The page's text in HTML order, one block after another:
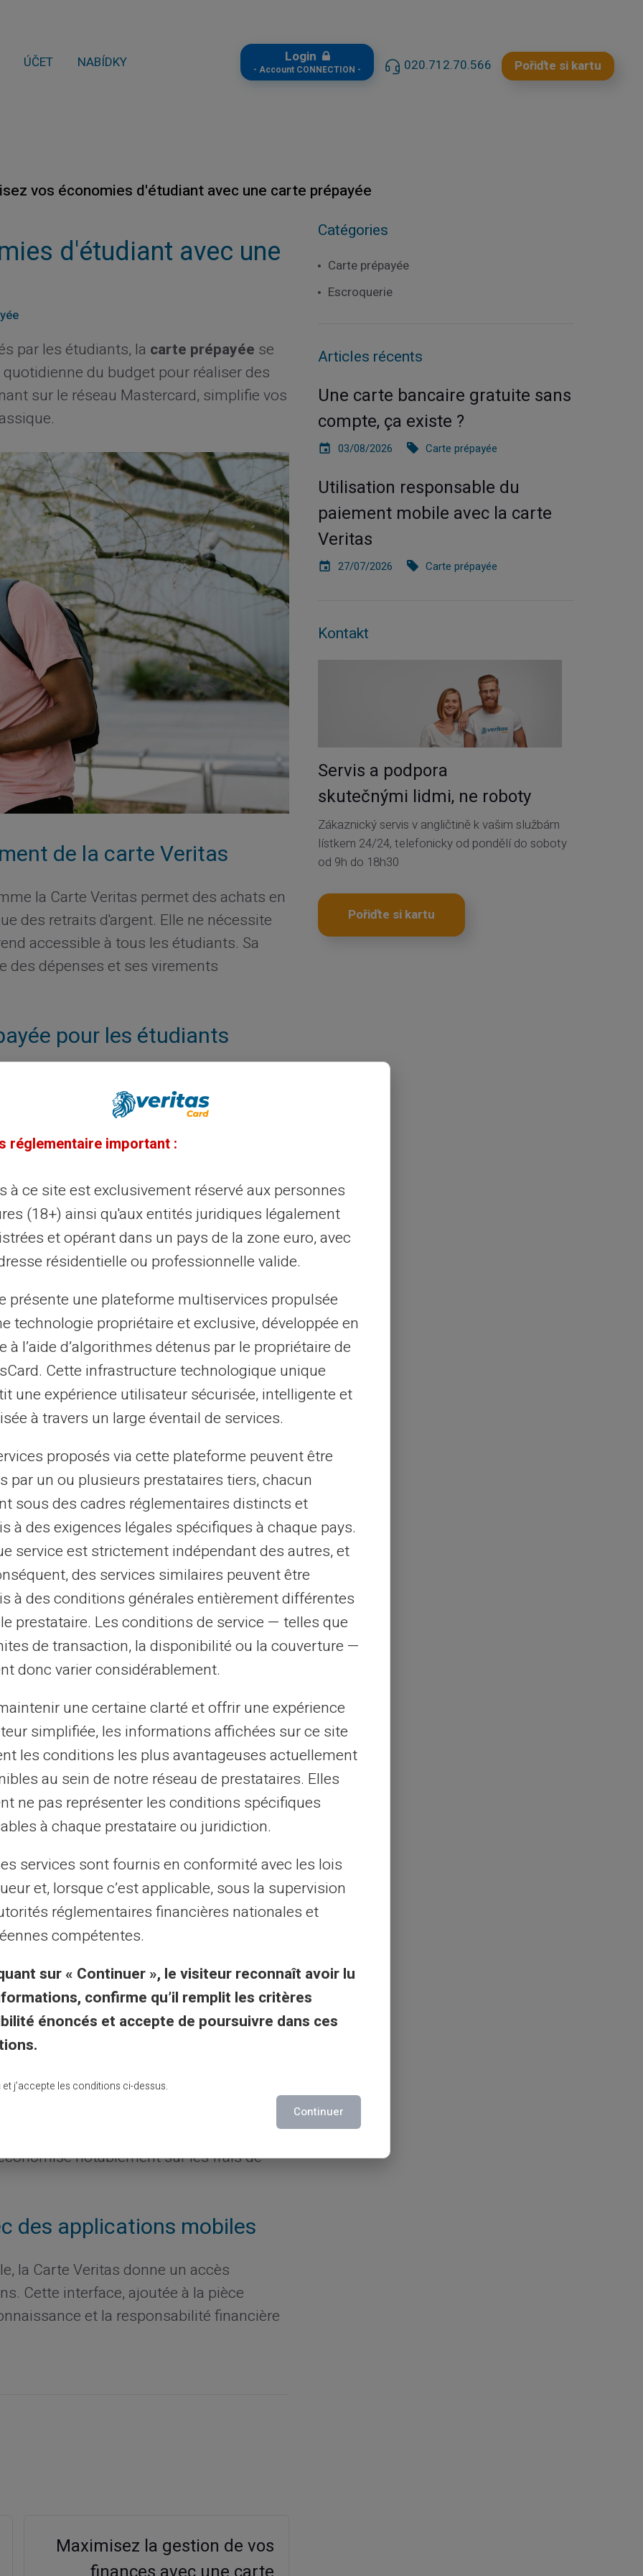
ÚČET NABÍDKY Login
- Account CONNECTION - 020.712.70.566 Pořiďte si kartu
vos économies d'étudiant avec une carte prépayée
d'étudiant avec une
par les étudiants, la carte prépayée se
du budget pour réaliser des
sur le réseau Mastercard, simplifie vos
de la carte Veritas
la Carte Veritas permet des achats en
des retraits d'argent. Elle ne nécessite
accessible à tous les étudiants. Sa
des dépenses et ses virements
pour les étudiants
facile de suivre ses dépenses grâce à
Veritas. Cette méthode aide à éviter les
pour votre argent de
qui jonglent avec des budgets
selon les besoins offre un contrôle total
sécurisante pour l'argent de poche et
d'espèces.
à mieux budgétiser ?
étudiant. En utilisant la Carte Veritas,
pour différentes catégories de
en temps réel, suivez facilement
en conséquence.
à des frais réduits
de tenue de compte souvent onéreux
associés à cette carte
d'économies annuelles pour les
utiles aux étudiants
à l'étranger. Pour eux, la capacité à
tout simplement très avantageuse.
peu de frais supplémentaires contribuent
le séjour dans un nouveau pays.
pour tous
il s'agit de transactions financières.
niveau de protection contre la fraude.
Veritas une fiabilité auprès du jeune
mise en pratique
la facilité d'utilisation de la
: «Gérer mes dépenses d'atelier
prépayée.» Sam, quant à lui, explique
notablement sur les frais de
des applications mobiles
la Carte Veritas donne un accès
Cette interface, ajoutée à la pièce
et la responsabilité financière
Maximisez la gestion de vos
Catégories
Carte prépayée
Escroquerie
Articles récents
Une carte bancaire gratuite sans
compte, ça existe ?
03/08/2026 Carte prépayée
Utilisation responsable du
paiement mobile avec la carte
Veritas
27/07/2026 Carte prépayée
Kontakt
Servis a podpora
skutečnými lidmi, ne roboty
Zákaznický servis v angličtině k vašim službám
lístkem 24/24, telefonicky od pondělí do soboty
od 9h do 18h30
Pořiďte si kartu
réglementaire important :
à ce site est exclusivement réservé aux personnes
(18+) ainsi qu'aux entités juridiques légalement
et opérant dans un pays de la zone euro, avec
résidentielle ou professionnelle valide.
présente une plateforme multiservices propulsée
technologie propriétaire et exclusive, développée en
à l’aide d’algorithmes détenus par le propriétaire de
Cette infrastructure technologique unique
une expérience utilisateur sécurisée, intelligente et
à travers un large éventail de services.
proposés via cette plateforme peuvent être
par un ou plusieurs prestataires tiers, chacun
sous des cadres réglementaires distincts et
à des exigences légales spécifiques à chaque pays.
service est strictement indépendant des autres, et
des services similaires peuvent être
à des conditions générales entièrement différentes
prestataire. Les conditions de service — telles que
de transaction, la disponibilité ou la couverture —
donc varier considérablement.
une certaine clarté et offrir une expérience
simplifiée, les informations affichées sur ce site
les conditions les plus avantageuses actuellement
au sein de notre réseau de prestataires. Elles
ne pas représenter les conditions spécifiques
à chaque prestataire ou juridiction.
services sont fournis en conformité avec les lois
et, lorsque c’est applicable, sous la supervision
réglementaires financières nationales et
compétentes.
sur « Continuer », le visiteur reconnaît avoir lu
confirme qu’il remplit les critères
énoncés et accepte de poursuivre dans ces
et j’accepte les conditions ci-dessus.
Continuer